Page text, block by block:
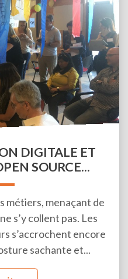
DIGITALE ET
SOURCE...
métiers, menaçant de
s’y collent pas. Les
s’accrochent encore
sachante et...